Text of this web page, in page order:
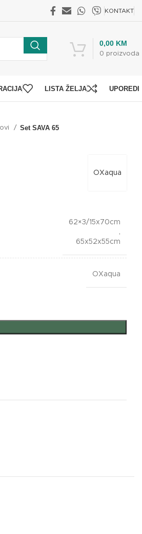
KONTAKT
0 proizvoda
0,00 KM
LISTA ŽELJA UPOREDI
Set SAVA 65
OXaqua
62×3/15x70cm
,
65x52x55cm
OXaqua